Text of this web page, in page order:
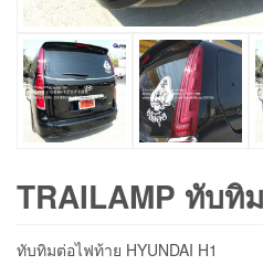
TRAILAMP ทับทิ
ทับทิมต่อไฟท้าย HYUNDAI H1